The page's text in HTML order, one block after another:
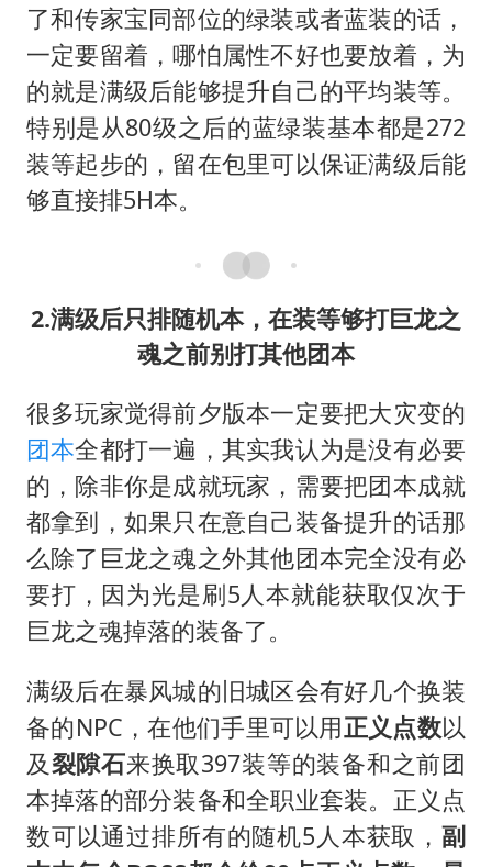
了和传家宝同部位的绿装或者蓝装的话，
一定要留着，哪怕属性不好也要放着，为
的就是满级后能够提升自己的平均装等。
特别是从80级之后的蓝绿装基本都是272
装等起步的，留在包里可以保证满级后能
够直接排5H本。
2.满级后只排随机本，在装等够打巨龙之
魂之前别打其他团本
很多玩家觉得前夕版本一定要把大灾变的
团本全都打一遍，其实我认为是没有必要
的，除非你是成就玩家，需要把团本成就
都拿到，如果只在意自己装备提升的话那
么除了巨龙之魂之外其他团本完全没有必
要打，因为光是刷5人本就能获取仅次于
巨龙之魂掉落的装备了。
满级后在暴风城的旧城区会有好几个换装
备的NPC，在他们手里可以用正义点数以
及裂隙石来换取397装等的装备和之前团
本掉落的部分装备和全职业套装。正义点
数可以通过排所有的随机5人本获取，副